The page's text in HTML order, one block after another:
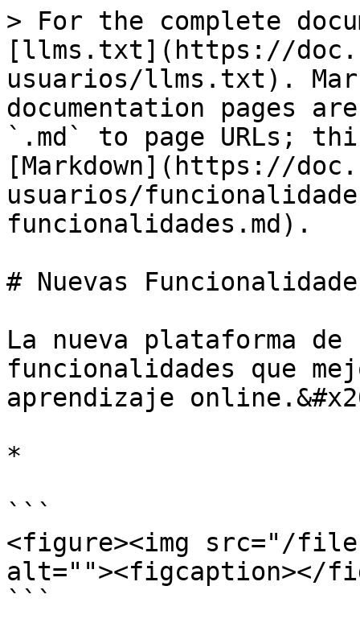
> For the complete
[llms.txt](https://
usuarios/llms.txt).
documentation pages
`.md` to page URLs;
[Markdown](https://
usuarios/
funcionalidades.md).
# Nuevas
La nueva plataforma de
funcionalidades que
aprendizaje
*
```
<figure><img src="/files/
alt=""><figcaption></
```